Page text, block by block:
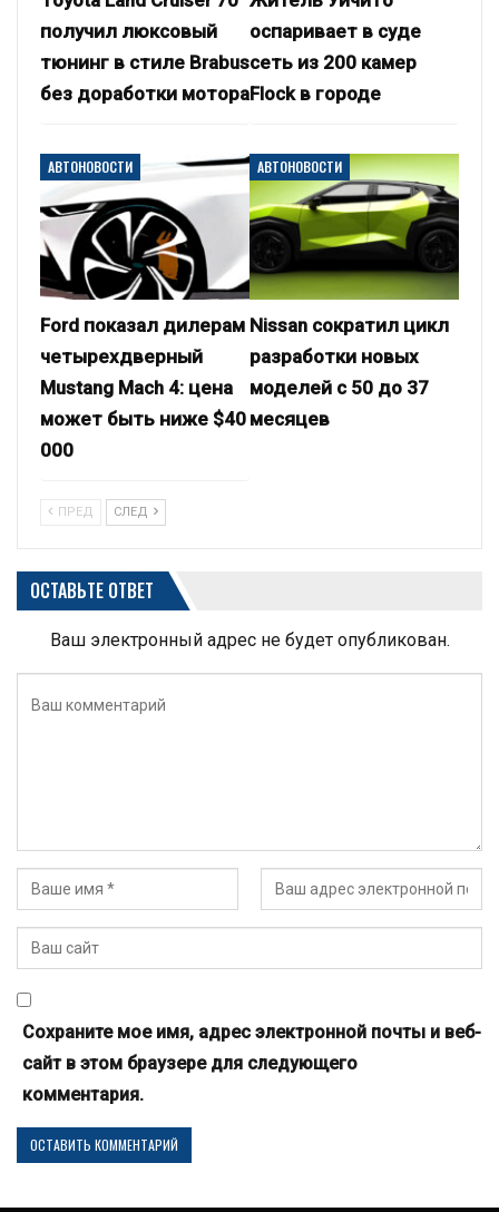
получил люксовый
тюнинг в стиле Brabus
без доработки мотора
оспаривает в суде
сеть из 200 камер
Flock в городе
АВТОНОВОСТИ
Ford показал дилерам
четырехдверный
Mustang Mach 4: цена
может быть ниже $40
000
АВТОНОВОСТИ
Nissan сократил цикл
разработки новых
моделей с 50 до 37
месяцев
ПРЕД СЛЕД
ОСТАВЬТЕ ОТВЕТ
Ваш электронный адрес не будет опубликован.
Сохраните мое имя, адрес электронной почты и веб-
сайт в этом браузере для следующего
комментария.